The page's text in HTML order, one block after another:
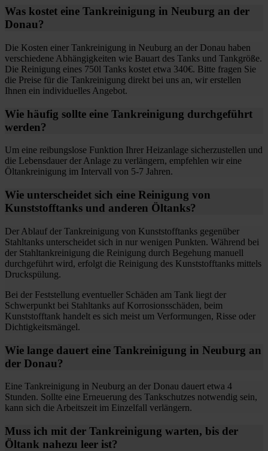
Was kostet eine Tankreinigung in Neuburg an der
Donau?
Die Kosten einer Tankreinigung in Neuburg an der Donau haben
verschiedene Abhängigkeiten wie Bauart des Tanks und Tankgröße.
Die Reinigung eines 750l Tanks kostet etwa 340€. Bitte fragen Sie
die Preise für die Tankreinigung direkt bei uns an, wir erstellen
Ihnen ein individuelles Angebot.
Wie häufig sollte eine Tankreinigung durchgeführt
werden?
Um eine reibungslose Funktion Ihrer Heizanlage sicherzustellen und
die Lebensdauer der Anlage zu verlängern, empfehlen wir eine
Öltankreinigung im Intervall von 5-7 Jahren.
Wie unterscheidet sich eine Reinigung von
Kunststofftanks und anderen Öltanks?
Der Ablauf der Tankreinigung von Kunststofftanks gegenüber
Stahltanks unterscheidet sich in nur wenigen Punkten. Während bei
der Stahltankreinigung die Reinigung durch Begehung manuell
durchgeführt wird, erfolgt die Reinigung des Kunststofftanks mittels
Druckspülung.
Bei der Feststellung eventueller Schäden am Tank liegt der
Schwerpunkt bei Stahltanks auf Korrosionsschäden, beim
Kunststofftank handelt es sich meist um Verformungen, Risse oder
Dichtigkeitsmängel.
Wie lange dauert eine Tankreinigung in Neuburg an
der Donau?
Eine Tankreinigung in Neuburg an der Donau dauert etwa 4
Stunden. Sollte eine Erneuerung des Tankschutzes notwendig sein,
kann sich die Arbeitszeit im Einzelfall verlängern.
Muss ich mit der Tankreinigung warten, bis der
Öltank nahezu leer ist?